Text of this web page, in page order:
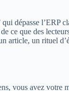
dépasse l’ERP
de ce que des
article, un rituel
vous avez votre